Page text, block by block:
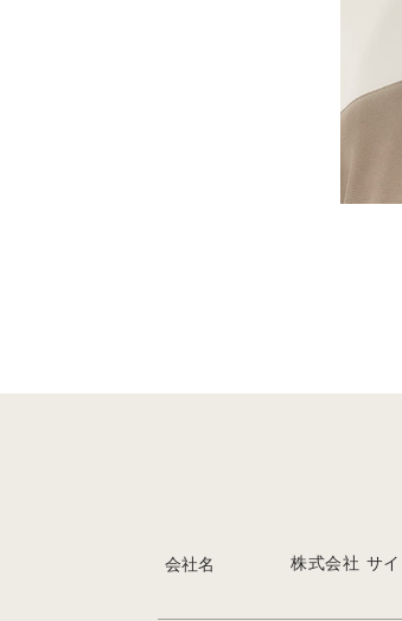
会社名 株式会社 サ